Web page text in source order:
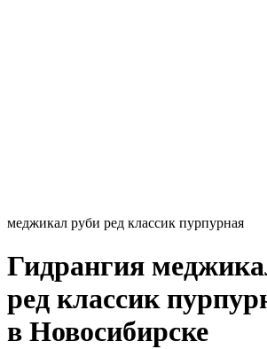
меджикал руби ред классик пурпурная
Гидрангия
ред классик
в Новосибирске